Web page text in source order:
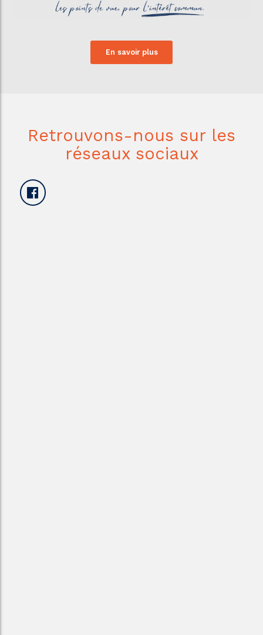
En savoir plus
Retrouvons-nous sur les
réseaux sociaux